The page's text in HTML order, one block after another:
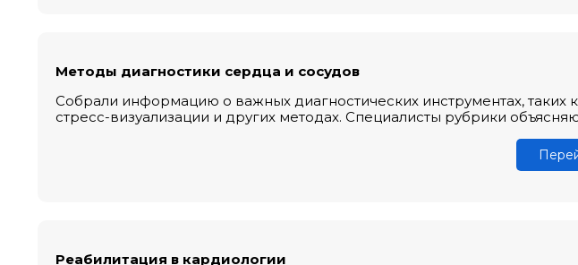
Методы диагностики сердца и сосудов
Собрали информацию о важных диагностических инструментах,
стресс-визуализации и других методах. Специалисты рубрики
Реабилитация в кардиологии